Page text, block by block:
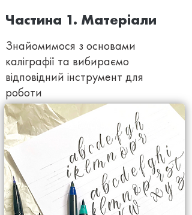
Частина 1. Матеріали
Знайомимося з основами
каліграфії та вибираємо
відповідний інструмент для
роботи